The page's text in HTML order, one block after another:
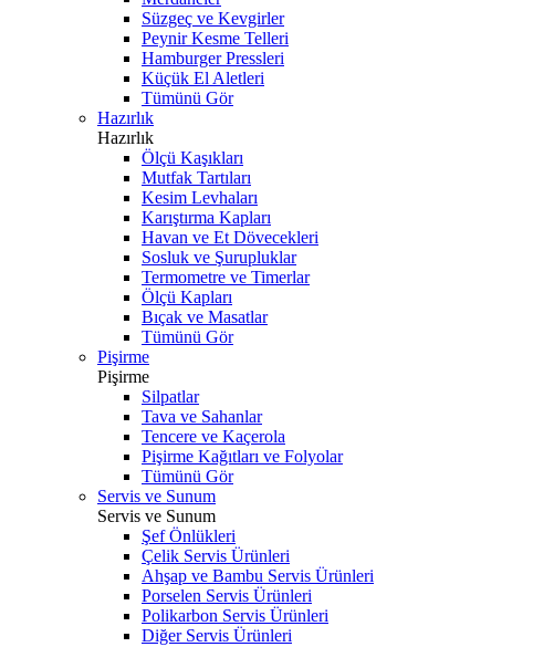
Süzgeç ve Kevgirler
Peynir Kesme Telleri
Hamburger Pressleri
Küçük El Aletleri
Tümünü Gör
Hazırlık
Hazırlık
Ölçü Kaşıkları
Mutfak Tartıları
Kesim Levhaları
Karıştırma Kapları
Havan ve Et Dövecekleri
Sosluk ve Şurupluklar
Termometre ve Timerlar
Ölçü Kapları
Bıçak ve Masatlar
Tümünü Gör
Pişirme
Pişirme
Silpatlar
Tava ve Sahanlar
Tencere ve Kaçerola
Pişirme Kağıtları ve Folyolar
Tümünü Gör
Servis ve Sunum
Servis ve Sunum
Şef Önlükleri
Çelik Servis Ürünleri
Ahşap ve Bambu Servis Ürünleri
Porselen Servis Ürünleri
Polikarbon Servis Ürünleri
Diğer Servis Ürünleri